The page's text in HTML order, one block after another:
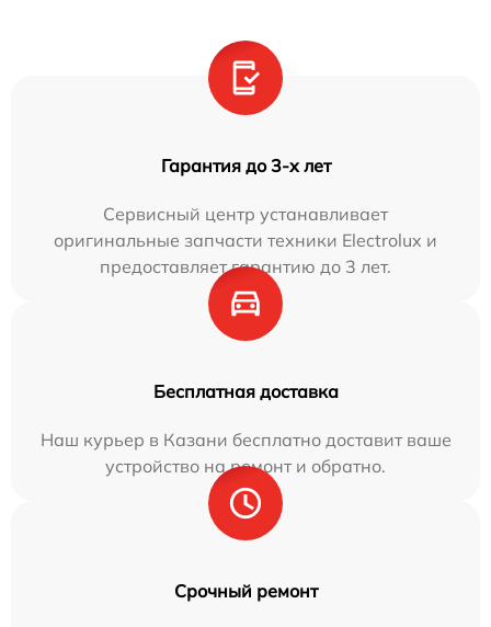
Гарантия до 3-х лет
Сервисный центр устанавливает
оригинальные запчасти техники Electrolux и
предоставляет гарантию до 3 лет.
Бесплатная доставка
Наш курьер в Казани бесплатно доставит ваше
устройство на ремонт и обратно.
Срочный ремонт